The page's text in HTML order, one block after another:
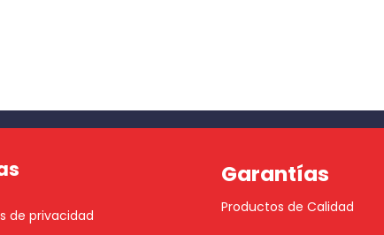
de privacidad
Garantías
Productos de Calidad